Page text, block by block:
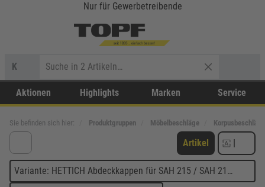
Nur für Gewerbetreibende
K
Aktionen Highlights Marken Service
Sie befinden sich hier: Produktgruppen Möbelbeschläge Korpusbeschläge
Artikel |
Variante: HETTICH Abdeckkappen für SAH 215 / SAH 216, ø 15